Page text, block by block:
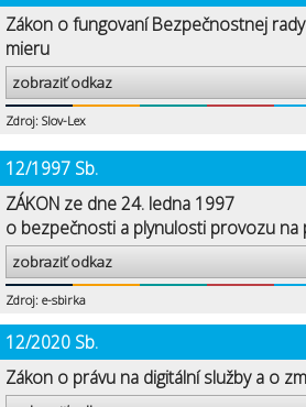
Zákon o fungovaní Bezpečnostnej
mieru
zobraziť odkaz
Zdroj: Slov-Lex
12/1997 Sb.
ZÁKON ze dne 24. ledna 1997
o bezpečnosti a plynulosti provozu na
zobraziť odkaz
Zdroj: e-sbirka
12/2020 Sb.
Zákon o právu na digitální služby a o